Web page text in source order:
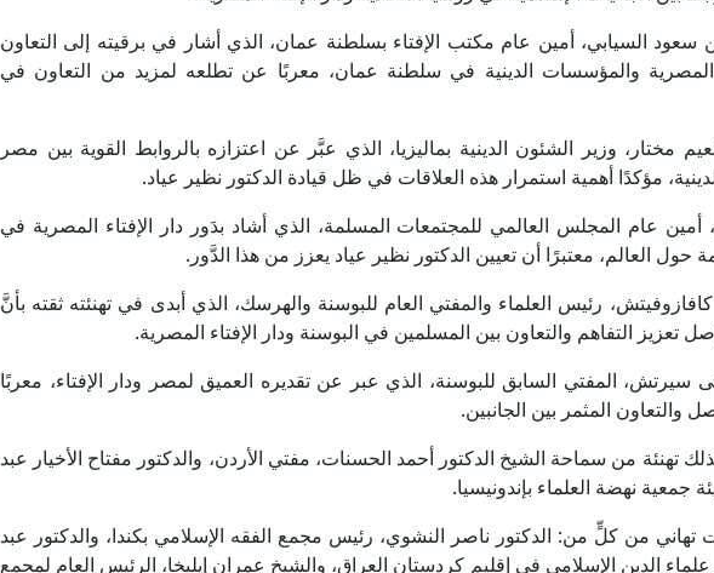
السيابي، أمين عام مكتب الإفتاء بسلطنة عمان، الذي أشار في برقيته إلى التعاون
المصرية والمؤسسات الدينية في سلطنة عمان، معربًا عن تطلعه لمزيد من التعاون في
مختار، وزير الشئون الدينية بماليزيا، الذي عبَّر عن اعتزازه بالروابط القوية بين مصر
مؤكدًا أهمية استمرار هذه العلاقات في ظل قيادة الدكتور نظير عياد.
عام المجلس العالمي للمجتمعات المسلمة، الذي أشاد بدَور دار الإفتاء المصرية في
العالم، معتبرًا أن تعيين الدكتور نظير عياد يعزز من هذا الدَّور.
رئيس العلماء والمفتي العام للبوسنة والهرسك، الذي أبدى في تهنئته ثقته بأنَّ
تعزيز التفاهم والتعاون بين المسلمين في البوسنة ودار الإفتاء المصرية.
المفتي السابق للبوسنة، الذي عبر عن تقديره العميق لمصر ودار الإفتاء، معربًا
والتعاون المثمر بين الجانبين.
تهنئة من سماحة الشيخ الدكتور أحمد الحسنات، مفتي الأردن، والدكتور مفتاح الأخيار عبد
جمعية نهضة العلماء بإندونيسيا.
تهاني من كلٍّ من: الدكتور ناصر النشوي، رئيس مجمع الفقه الإسلامي بكندا، والدكتور عبد
الدين الإسلامي في إقليم كردستان العراق، والشيخ عمران إيليخا، الرئيس العام لمجمع